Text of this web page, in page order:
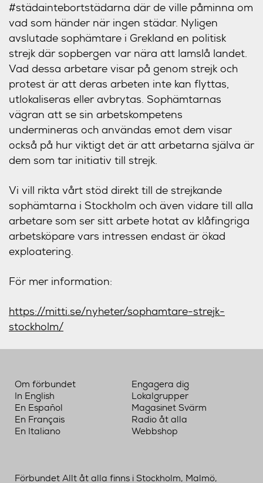
#städaintebortstädarna där de ville påminna om
vad som händer när ingen städar. Nyligen
avslutade sophämtare i Grekland en politisk
strejk där sopbergen var nära att lamslå landet.
Vad dessa arbetare visar på genom strejk och
protest är att deras arbeten inte kan flyttas,
utlokaliseras eller avbrytas. Sophämtarnas
vägran att se sin arbetskompetens
undermineras och användas emot dem visar
också på hur viktigt det är att arbetarna själva är
dem som tar initiativ till strejk.
Vi vill rikta vårt stöd direkt till de strejkande
sophämtarna i Stockholm och även vidare till alla
arbetare som ser sitt arbete hotat av klåfingriga
arbetsköpare vars intressen endast är ökad
exploatering.
För mer information:
https://mitti.se/nyheter/sophamtare-strejk-
stockholm/
Om förbundet
In English
En Español
En Français
En Italiano
Engagera dig
Lokalgrupper
Magasinet Svärm
Radio åt alla
Webbshop
Förbundet Allt åt alla finns i Stockholm, Malmö,